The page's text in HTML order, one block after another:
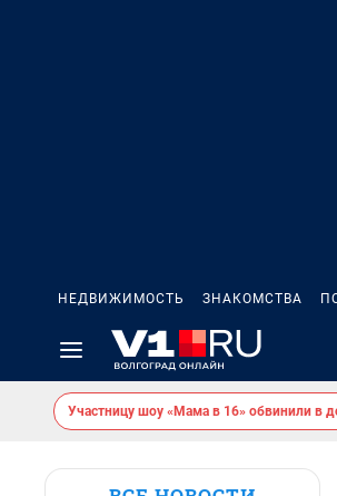
НЕДВИЖИМОСТЬ ЗНАКОМСТВА
Участницу шоу «Мама в 16» обвинили в